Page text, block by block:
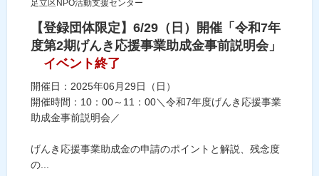
足立区NPO活動支援センター
【登録団体限定】6/29（日）開催「令和7年
度第2期げんき応援事業助成金事前説明会」
イベント終了
開催日：2025年06月29日（日）
開催時間：10：00～11：00＼令和7年度げんき応援事業
助成金事前説明会／
げんき応援事業助成金の申請のポイントと解説、残念度
の...